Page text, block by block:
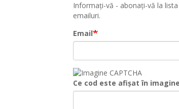
Informați-vă - abonați-vă la
emailuri.
Email
Ce cod este afișat în